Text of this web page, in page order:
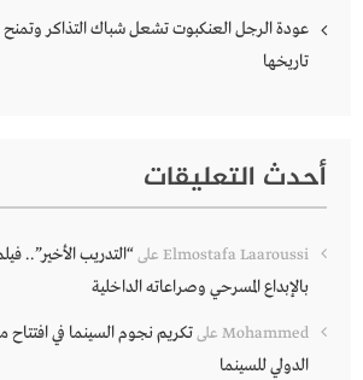
عودة الرجل العنكبوت تشعل شباك التذاكر وتمنح
تاريخها
أحدث التعليقات
Elmostafa Laaroussi على“التدريب الأخير”..
بالإبداع المسرحي وصراعاته الداخلية
Mohammed علىتكريم نجوم السينما في افتتاح
الدولي للسينما